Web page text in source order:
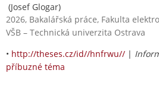
(Josef Glogar)
2026, Bakalářská práce, Fakulta
VŠB – Technická univerzita Ostrava
• http://theses.cz/id//hnfrwu// |
příbuzné téma